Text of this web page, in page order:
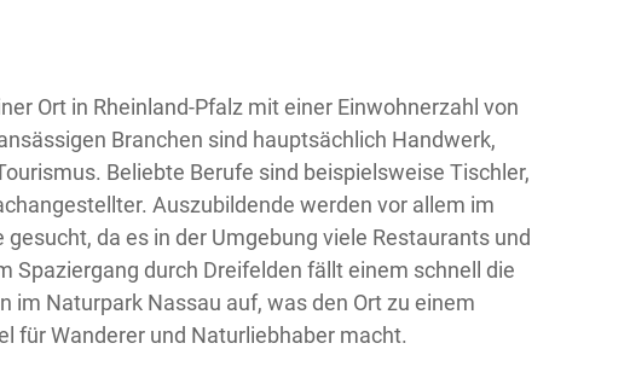
Ort in Rheinland-Pfalz mit einer Einwohnerzahl von
Branchen sind hauptsächlich Handwerk,
Beliebte Berufe sind beispielsweise Tischler,
Auszubildende werden vor allem im
gesucht, da es in der Umgebung viele Restaurants und
Spaziergang durch Dreifelden fällt einem schnell die
im Naturpark Nassau auf, was den Ort zu einem
für Wanderer und Naturliebhaber macht.